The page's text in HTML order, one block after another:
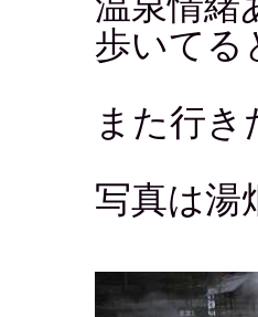
歩いてる
また行
写真は湯